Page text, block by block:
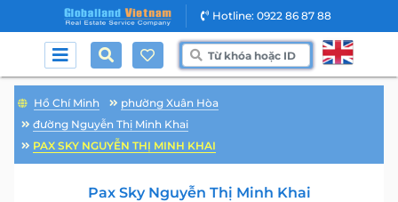
Hotline: 0922 86 87 88
Hồ Chí Minh
phường Xuân Hòa
đường Nguyễn Thị Minh Khai
PAX SKY NGUYỄN THỊ MINH KHAI
Pax Sky Nguyễn Thị Minh Khai